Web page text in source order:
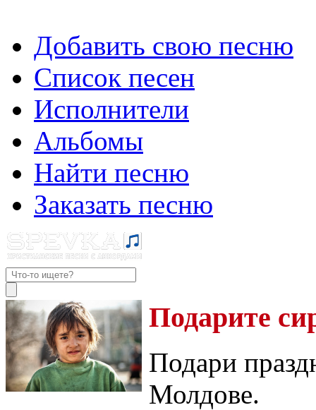
Добавить свою песню
Список песен
Исполнители
Альбомы
Найти песню
Заказать песню
Подарите
Подари
Молдове.